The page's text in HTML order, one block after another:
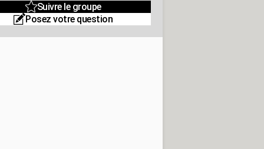
Suivre le groupe
Posez votre question